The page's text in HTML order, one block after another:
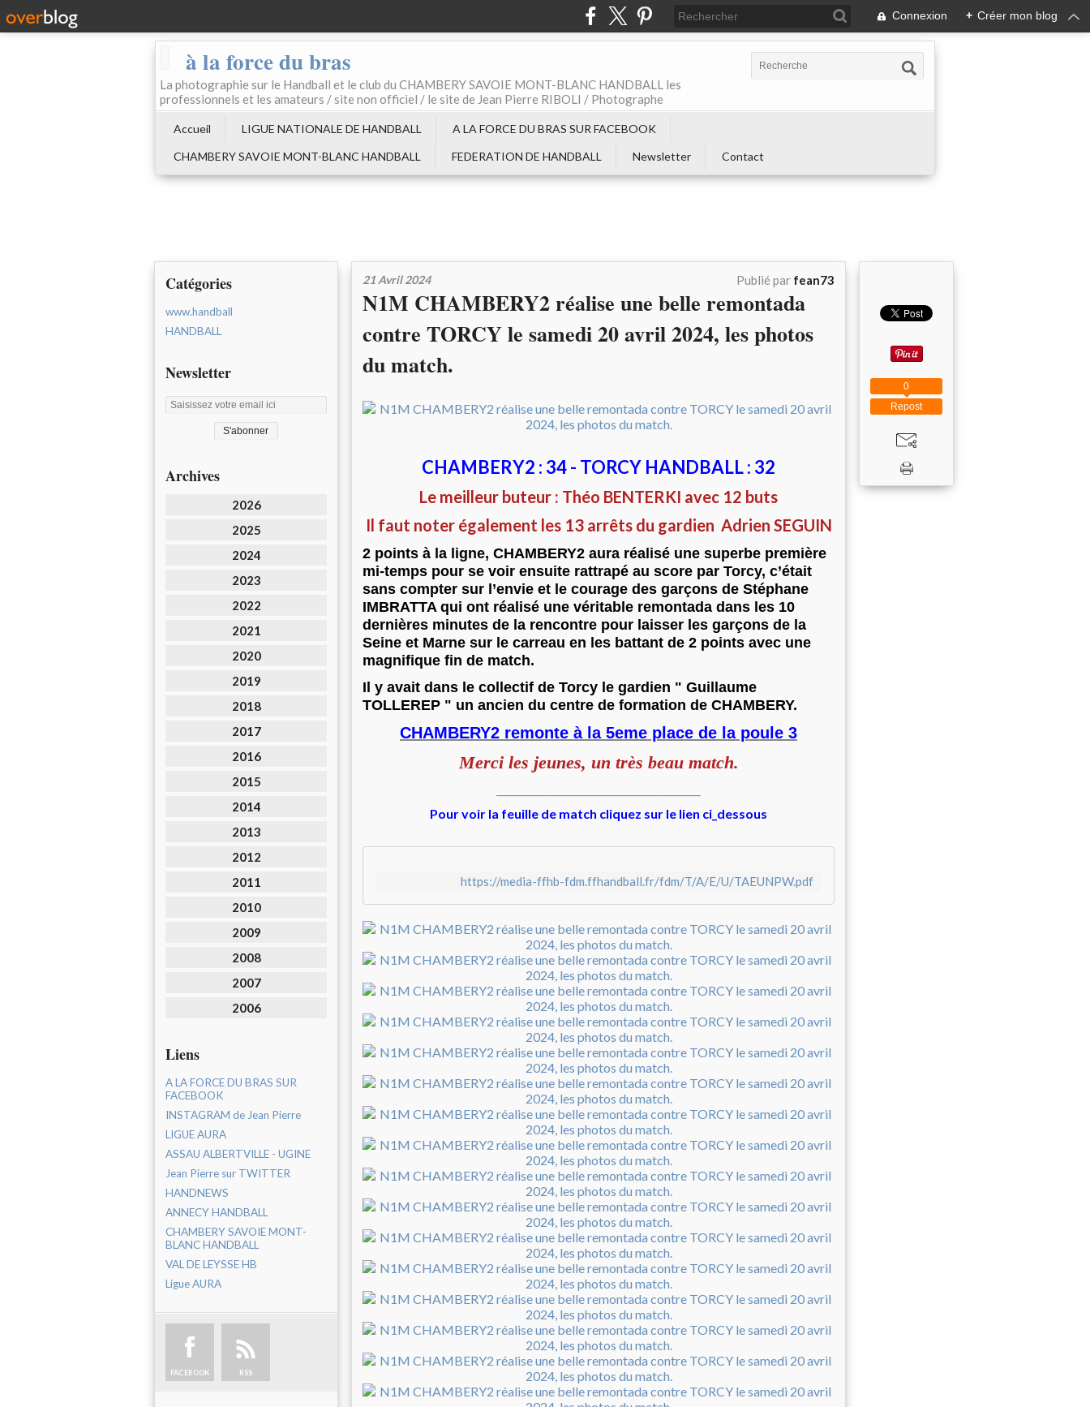
Connexion + Créer mon blog
à la force du bras
La photographie sur le Handball et le club du CHAMBERY SAVOIE MONT-BLANC HANDBALL les
professionnels et les amateurs / site non officiel / le site de Jean Pierre RIBOLI / Photographe
Accueil LIGUE NATIONALE DE HANDBALL
A LA FORCE DU BRAS SUR FACEBOOK
CHAMBERY SAVOIE MONT-BLANC HANDBALL
FEDERATION DE HANDBALL Newsletter Contact
Catégories
www.handball
HANDBALL
Newsletter
Archives
2026
2025
2024
2023
2022
2021
2020
2019
2018
2017
2016
2015
2014
2013
2012
2011
2010
2009
2008
2007
2006
Liens
A LA FORCE DU BRAS SUR
FACEBOOK
INSTAGRAM de Jean Pierre
LIGUE AURA
ASSAU ALBERTVILLE - UGINE
Jean Pierre sur TWITTER
HANDNEWS
ANNECY HANDBALL
CHAMBERY SAVOIE MONT-
BLANC HANDBALL
VAL DE LEYSSE HB
Ligue AURA
FACEBOOK RSS
21 Avril 2024 Publié par fean73
N1M CHAMBERY2 réalise une belle remontada
contre TORCY le samedi 20 avril 2024, les photos
du match.
CHAMBERY2 : 34 - TORCY HANDBALL : 32
Le meilleur buteur : Théo BENTERKI avec 12 buts
Il faut noter également les 13 arrêts du gardien Adrien SEGUIN
2 points à la ligne, CHAMBERY2 aura réalisé une superbe première
mi-temps pour se voir ensuite rattrapé au score par Torcy, c’était
sans compter sur l’envie et le courage des garçons de Stéphane
IMBRATTA qui ont réalisé une véritable remontada dans les 10
dernières minutes de la rencontre pour laisser les garçons de la
Seine et Marne sur le carreau en les battant de 2 points avec une
magnifique fin de match.
Il y avait dans le collectif de Torcy le gardien " Guillaume
TOLLEREP " un ancien du centre de formation de CHAMBERY.
CHAMBERY2 remonte à la 5eme place de la poule 3
Merci les jeunes, un très beau match.
Pour voir la feuille de match cliquez sur le lien ci_dessous
https://media-ffhb-fdm.ffhandball.fr/fdm/T/A/E/U/TAEUNPW.pdf
Repost
0